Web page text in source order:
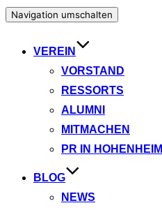
Navigation umschalten
VEREIN
VORSTAND
RESSORTS
ALUMNI
MITMACHEN
PR IN HOHENHEIM
BLOG
NEWS